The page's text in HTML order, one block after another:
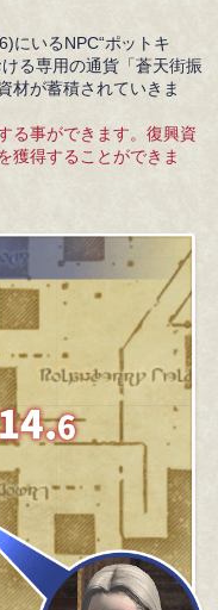
にいるNPC“ポットキ
る専用の通貨「蒼天街振
材が蓄積されていきま
る事ができます。復興資
獲得することができま